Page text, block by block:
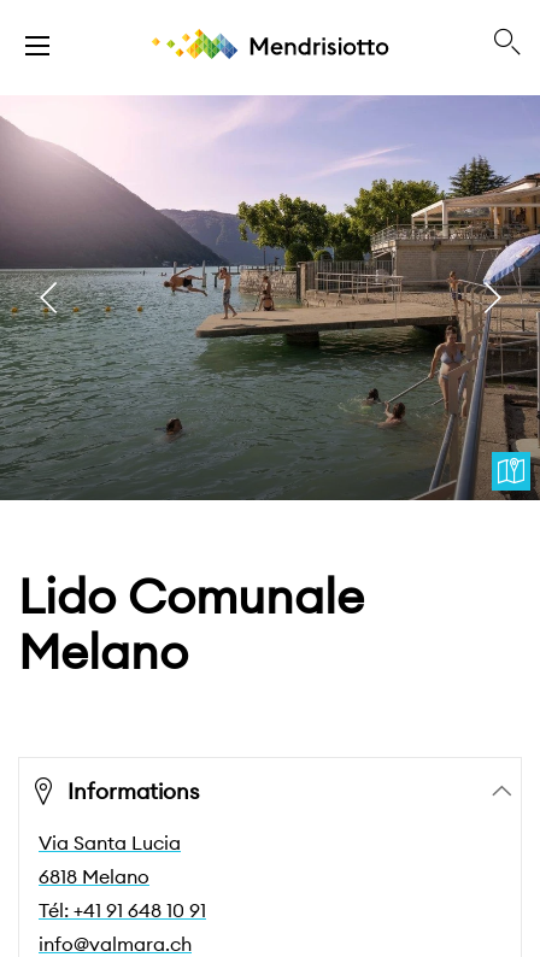
Lido Comunale
Melano
Informations
Via Santa Lucia
6818 Melano
Tél: +41 91 648 10 91
info@valmara.ch